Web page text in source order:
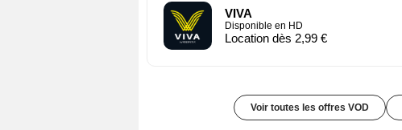
VIVA
Disponible en HD
Location dès 2,99 €
Voir toutes les offres VOD